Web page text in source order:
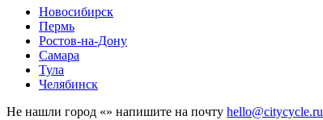
Новосибирск
Пермь
Ростов-на-Дону
Самара
Тула
Челябинск
Не нашли город «» напишите на почту hello@citycycle.ru